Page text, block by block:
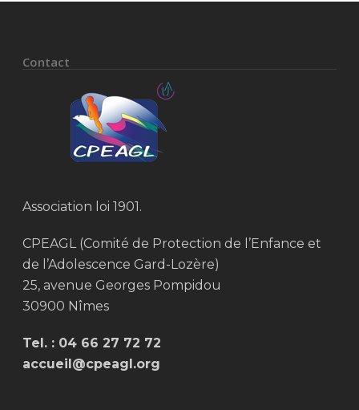
Contact
Association loi 1901.
CPEAGL (Comité de Protection de l’Enfance et
de l’Adolescence Gard-Lozère)
25, avenue Georges Pompidou
30900 Nîmes
Tel. : 04 66 27 72 72
accueil@cpeagl.org